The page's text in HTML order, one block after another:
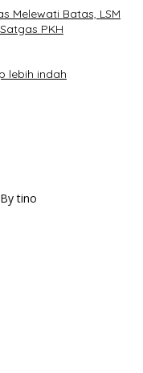
Melewati Batas, LSM
PKH
lebih indah
tino